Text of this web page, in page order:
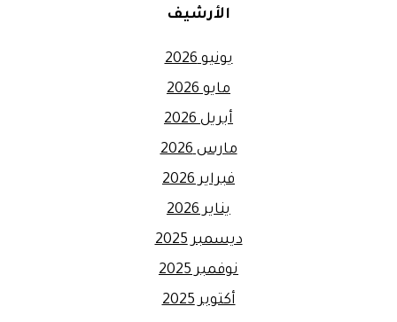
الأرشيف
يونيو 2026
مايو 2026
أبريل 2026
مارس 2026
فبراير 2026
يناير 2026
ديسمبر 2025
نوفمبر 2025
أكتوبر 2025